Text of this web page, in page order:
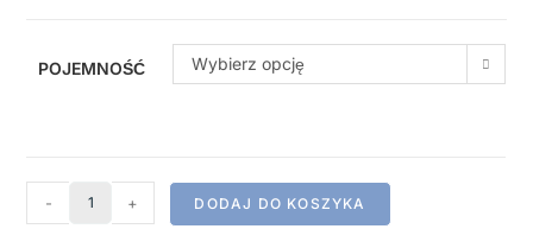
POJEMNOŚĆ Wybierz opcję
- + DODAJ DO KOSZYKA